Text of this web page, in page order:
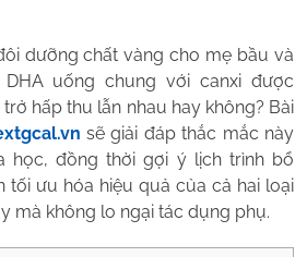
. Tham vấn y khoa:Dược sĩ Vũ
dưỡng chất vàng cho mẹ bầu và
uống chung với canxi được
hấp thu lẫn nhau hay không? Bài
sẽ giải đáp thắc mắc này
học, đồng thời gợi ý lịch trình bổ
tối ưu hóa hiệu quả của cả hai loại
mà không lo ngại tác dụng phụ.